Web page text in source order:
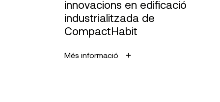
innovacions en edificació
industrialitzada de
CompactHabit
Més informació